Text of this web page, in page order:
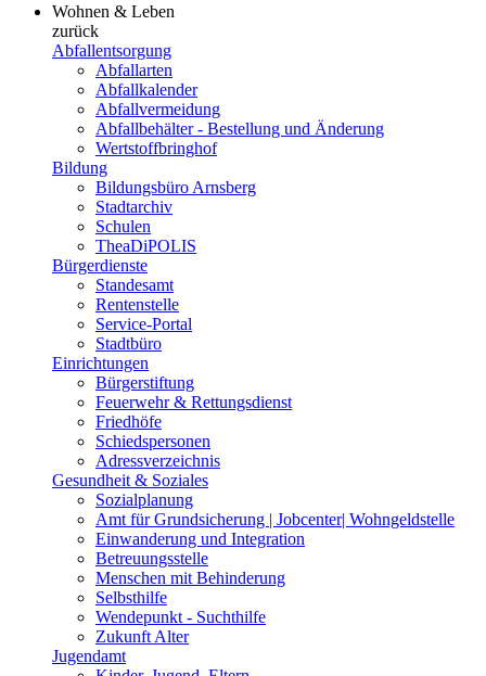
Wohnen & Leben
zurück
Abfallentsorgung
Abfallarten
Abfallkalender
Abfallvermeidung
Abfallbehälter - Bestellung und Änderung
Wertstoffbringhof
Bildung
Bildungsbüro Arnsberg
Stadtarchiv
Schulen
TheaDiPOLIS
Bürgerdienste
Standesamt
Rentenstelle
Service-Portal
Stadtbüro
Einrichtungen
Bürgerstiftung
Feuerwehr & Rettungsdienst
Friedhöfe
Schiedspersonen
Adressverzeichnis
Gesundheit & Soziales
Sozialplanung
Amt für Grundsicherung | Jobcenter| Wohngeldstelle
Einwanderung und Integration
Betreuungsstelle
Menschen mit Behinderung
Selbsthilfe
Wendepunkt - Suchthilfe
Zukunft Alter
Jugendamt